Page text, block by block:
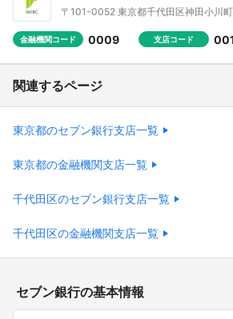
〒101-0052 東京都千代田区神田小川
金融機関コード 0009 支店コード
関連するページ
東京都のセブン銀行支店一覧
東京都の金融機関支店一覧
千代田区のセブン銀行支店一覧
千代田区の金融機関支店一覧
セブン銀行の基本情報